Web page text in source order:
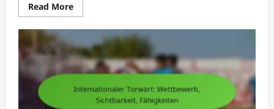
Read MoreRead
more
Jugendverteidiger:
Grundlagen,
Training,
Entwicklung